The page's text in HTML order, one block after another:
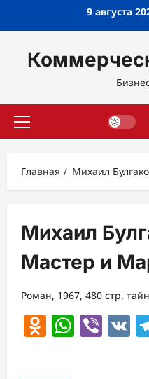
9 августа
Основное
Главная Михаил
Михаил
Мастер и
Роман, 1967, 480 стр.